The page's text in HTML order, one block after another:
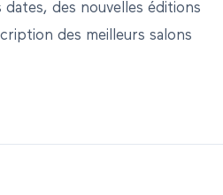
des nouvelles éditions
des meilleurs salons